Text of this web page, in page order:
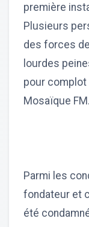
première
Plusieurs
des forces de
lourdes
pour complot
Mosaïque FM.
Parmi les
fondateur et
été